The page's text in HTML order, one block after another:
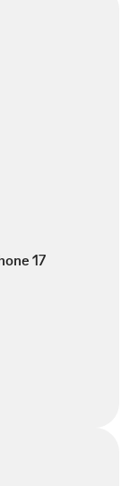
17